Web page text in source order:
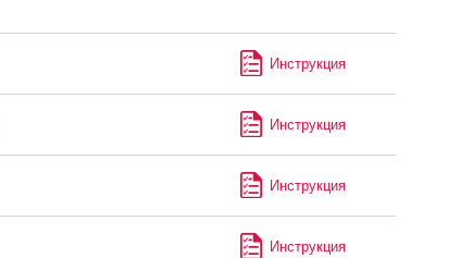
Инструкция
Инструкция
Инструкция
Инструкция